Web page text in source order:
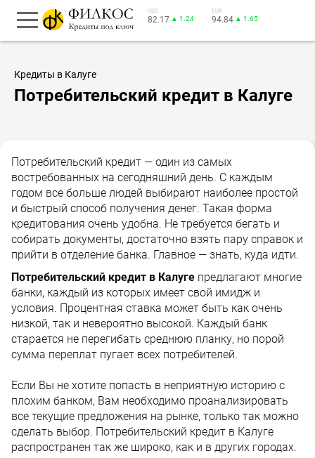
USD
82.17 ▲ 1.24
EUR
94.84 ▲ 1.65
Кредиты в Калуге
Потребительский кредит в Калуге
Потребительский кредит — один из самых
востребованных на сегодняшний день. С каждым
годом все больше людей выбирают наиболее простой
и быстрый способ получения денег. Такая форма
кредитования очень удобна. Не требуется бегать и
собирать документы, достаточно взять пару справок и
прийти в отделение банка. Главное — знать, куда идти.
Потребительский кредит в Калуге предлагают многие
банки, каждый из которых имеет свой имидж и
условия. Процентная ставка может быть как очень
низкой, так и невероятно высокой. Каждый банк
старается не перегибать среднюю планку, но порой
сумма переплат пугает всех потребителей.
Если Вы не хотите попасть в неприятную историю с
плохим банком, Вам необходимо проанализировать
все текущие предложения на рынке, только так можно
сделать выбор. Потребительский кредит в Калуге
распространен так же широко, как и в других городах.